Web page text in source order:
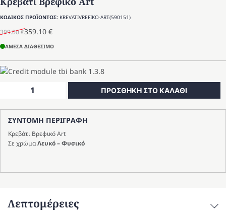
ΚΩΔΙΚΟΣ ΠΡΟΪΟΝΤΟΣ: KREVATIVREFIKO-ART(590151)
399.00€
Original
price
was:
399.00 €.
359.10 €
Η
τρέχουσα
τιμή
είναι:
ΑΜΕΣΑ ΔΙΑΘΕΣΙΜΟ
Art
ποσότητα
ΠΡΟΣΘΗΚΗ ΣΤΟ ΚΑΛΑΘΙ
ΣΥΝΤΟΜΗ ΠΕΡΙΓΡΑΦΗ
Κρεβάτι Βρεφικό Art
Σε χρώμαΛευκό – Φυσικό
Λεπτομέρειες